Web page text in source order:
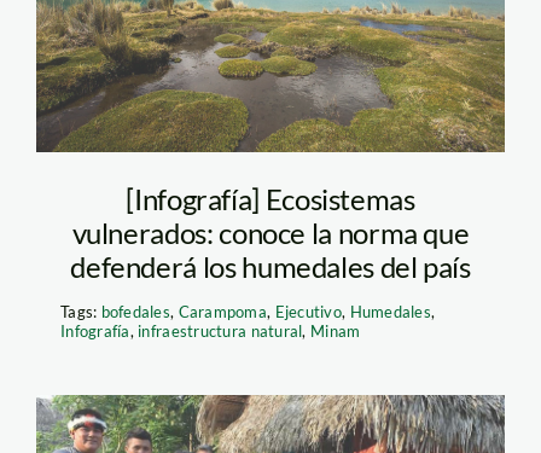
[Infografía] Ecosistemas
vulnerados: conoce la norma que
defenderá los humedales del país
Tags: bofedales, Carampoma, Ejecutivo, Humedales,
Infografía, infraestructura natural, Minam